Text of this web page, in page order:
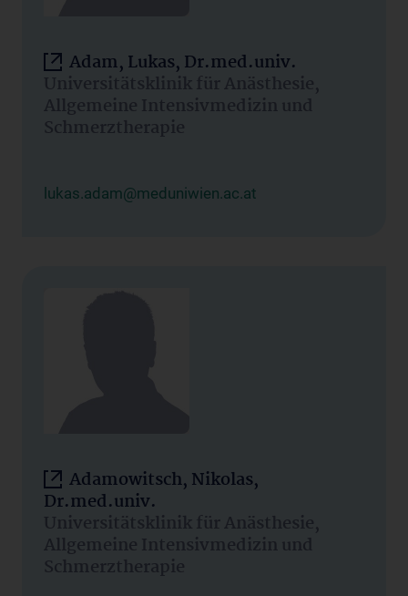
Adam, Lukas, Dr.med.univ.
Universitätsklinik für Anästhesie,
Allgemeine Intensivmedizin und
Schmerztherapie
lukas.adam@meduniwien.ac.at
Adamowitsch, Nikolas,
Dr.med.univ.
Universitätsklinik für Anästhesie,
Allgemeine Intensivmedizin und
Schmerztherapie